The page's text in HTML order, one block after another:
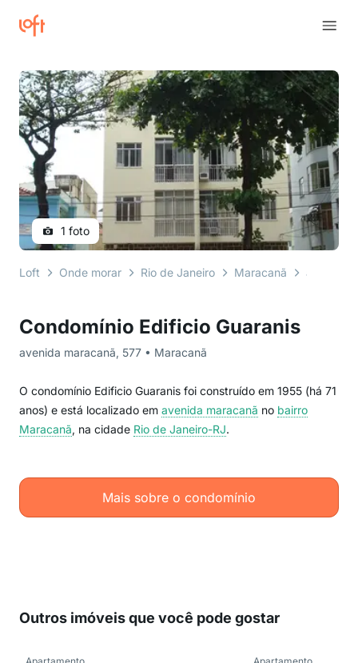
Condomínio Edificio Guaranis
avenida maracanã, 577 • Maracanã
O condomínio Edificio Guaranis foi construído em 1955 (há 71
anos) e está localizado em avenida maracanã no bairro
Maracanã, na cidade Rio de Janeiro-RJ.
Mais sobre o condomínio
1 foto
Loft Onde morar Rio de Janeiro Maracanã avenida
Outros imóveis que você pode gostar